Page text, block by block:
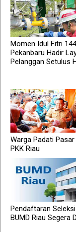
Momen Idul Fitri
Pekanbaru Hadir
Pelanggan Setulus
Warga Padati
PKK Riau
Pendaftaran
BUMD Riau Segera